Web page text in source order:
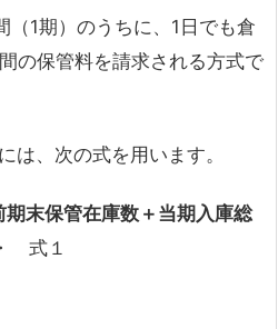
（1期）のうちに、1日でも倉
の保管料を請求される方式で
は、次の式を用います。
末保管在庫数＋当期入庫総
式１